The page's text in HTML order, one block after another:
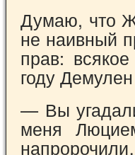
Думаю, что
не наивный
прав:
году
— Вы
меня